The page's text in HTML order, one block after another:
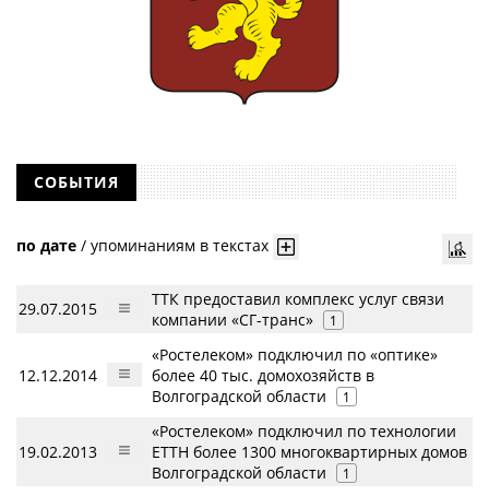
СОБЫТИЯ
по дате / упоминаниям в текстах
29.07.2015
ТТК предоставил комплекс услуг связи
компании «СГ-транс»
1
12.12.2014
«Ростелеком» подключил по «оптике»
более 40 тыс. домохозяйств в
Волгоградской области
1
19.02.2013
«Ростелеком» подключил по технологии
ETTH более 1300 многоквартирных домов
Волгоградской области
1